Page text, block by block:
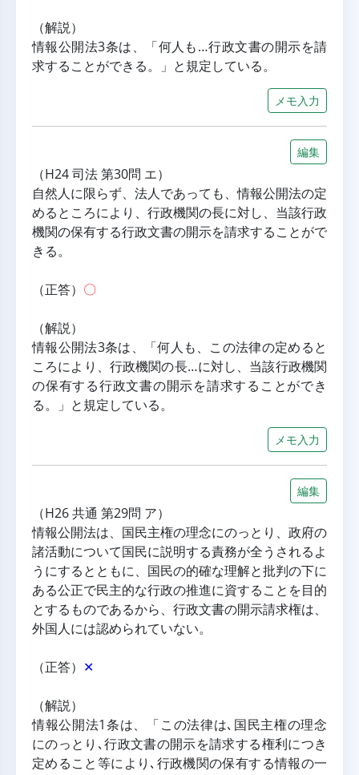
（解説）
情報公開法3条は、「何人も…行政文書の開示を請
求することができる。」と規定している。
メモ入力
編集
（H24 司法 第30問 エ）
自然人に限らず、法人であっても、情報公開法の定
めるところにより、行政機関の長に対し、当該行政
機関の保有する行政文書の開示を請求することがで
きる。
（正答） 〇
（解説）
情報公開法3条は、「何人も、この法律の定めると
ころにより、行政機関の長…に対し、当該行政機関
の保有する行政文書の開示を請求することができ
る。」と規定している。
メモ入力
編集
（H26 共通 第29問 ア）
情報公開法は、国民主権の理念にのっとり、政府の
諸活動について国民に説明する責務が全うされるよ
うにするとともに、国民の的確な理解と批判の下に
ある公正で民主的な行政の推進に資することを目的
とするものであるから、行政文書の開示請求権は、
外国人には認められていない。
（正答） ✕
（解説）
情報公開法1条は、「この法律は､国民主権の理念
にのっとり､行政文書の開示を請求する権利につき
定めること等により､行政機関の保有する情報の一